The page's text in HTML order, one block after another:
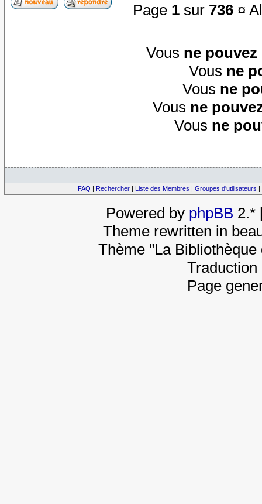
Page 1 sur 736 ¤
Vous ne pouvez
Vous ne
Vous ne
Vous ne
Vous ne
FAQ | Rechercher | Liste des Membres | Groupes d'utilisateurs |
Powered by phpBB 2.*
Theme rewritten in
Thème "La
Page